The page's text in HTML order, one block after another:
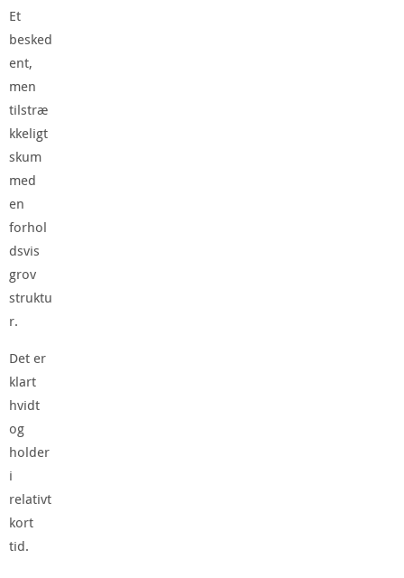
Et
besked
ent,
men
tilstræ
kkeligt
skum
med
en
forhol
dsvis
grov
struktu
r.
Det er
klart
hvidt
og
holder
i
relativt
kort
tid.